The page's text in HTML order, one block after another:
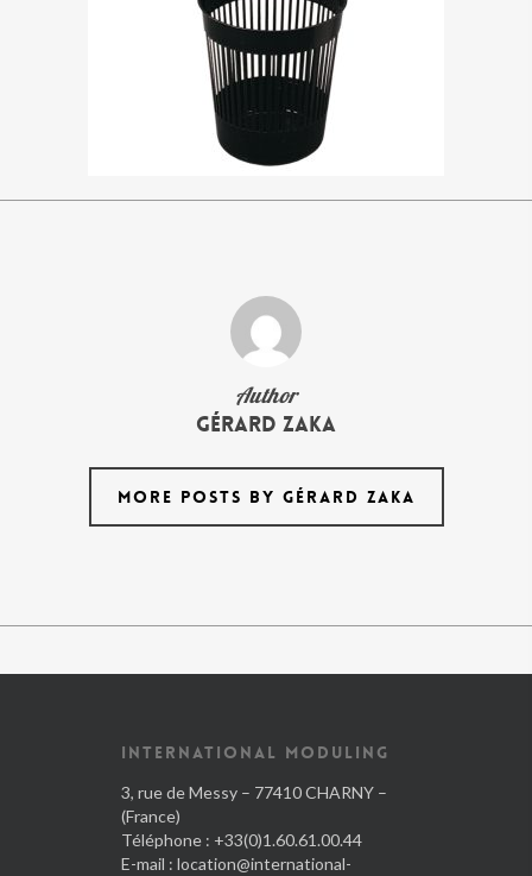
Author
Gérard Zaka
MORE POSTS BY GÉRARD ZAKA
INTERNATIONAL MODULING
3, rue de Messy – 77410 CHARNY –
(France)
Téléphone : +33(0)1.60.61.00.44
E-mail : location@international-